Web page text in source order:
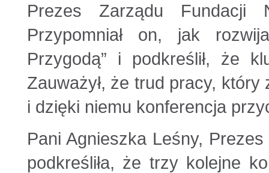
Prezes Zarządu Fundacji
Przypomniał on, jak
Przygodą” i podkreślił, że
Zauważył, że trud pracy,
i dzięki niemu konferencja
Pani Agnieszka Leśny,
podkreśliła, że trzy kolejne